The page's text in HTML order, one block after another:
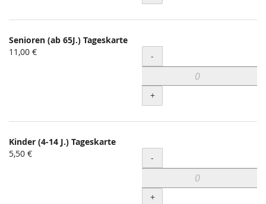
Senioren (ab 65J.) Tageskarte
11,00 €
Menge
-
+
Kinder (4-14 J.) Tageskarte
5,50 €
Menge
-
+